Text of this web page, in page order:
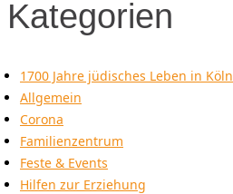
Kategorien
1700 Jahre jüdisches Leben in Köln
Allgemein
Corona
Familienzentrum
Feste & Events
Hilfen zur Erziehung